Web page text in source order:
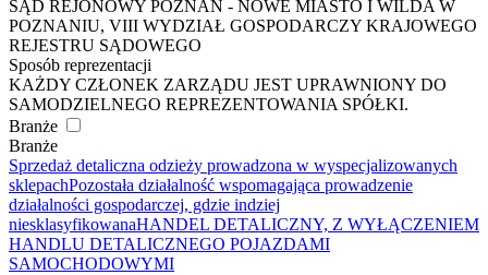
SĄD REJONOWY POZNAŃ - NOWE MIASTO I WILDA W
POZNANIU, VIII WYDZIAŁ GOSPODARCZY KRAJOWEGO
REJESTRU SĄDOWEGO
Sposób reprezentacji
KAŻDY CZŁONEK ZARZĄDU JEST UPRAWNIONY DO
SAMODZIELNEGO REPREZENTOWANIA SPÓŁKI.
Branże
Branże
Sprzedaż detaliczna odzieży prowadzona w wyspecjalizowanych
sklepachPozostała działalność wspomagająca prowadzenie
działalności gospodarczej, gdzie indziej
niesklasyfikowanaHANDEL DETALICZNY, Z WYŁĄCZENIEM
HANDLU DETALICZNEGO POJAZDAMI
SAMOCHODOWYMI